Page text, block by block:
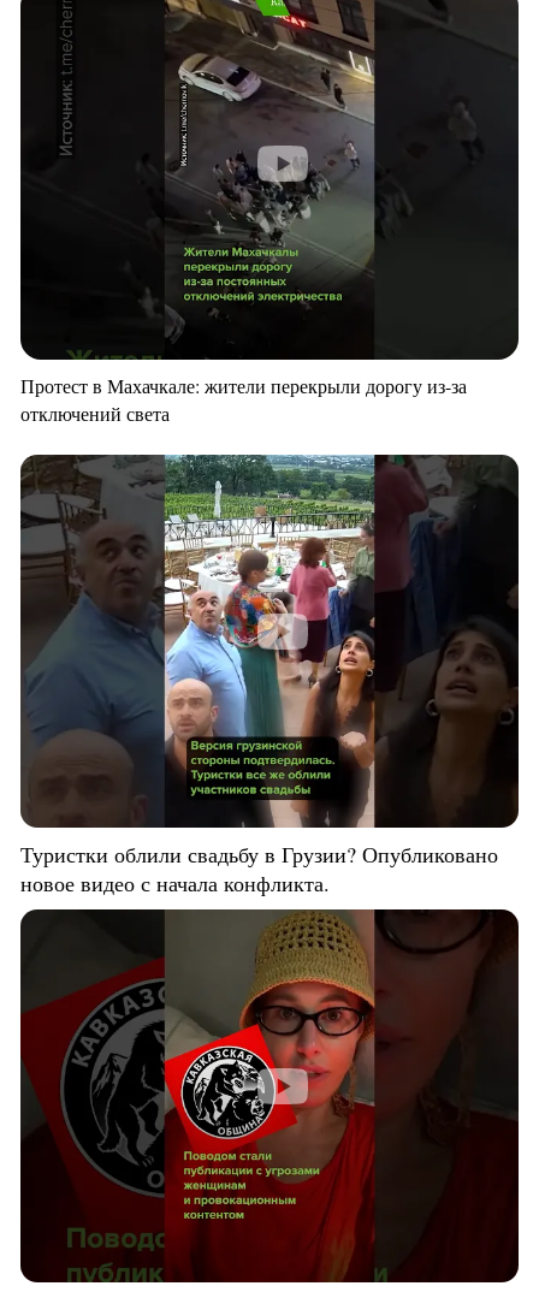
Протест в Махачкале: жители перекрыли дорогу из-за
отключений света
Туристки облили свадьбу в Грузии? Опубликовано
новое видео с начала конфликта.